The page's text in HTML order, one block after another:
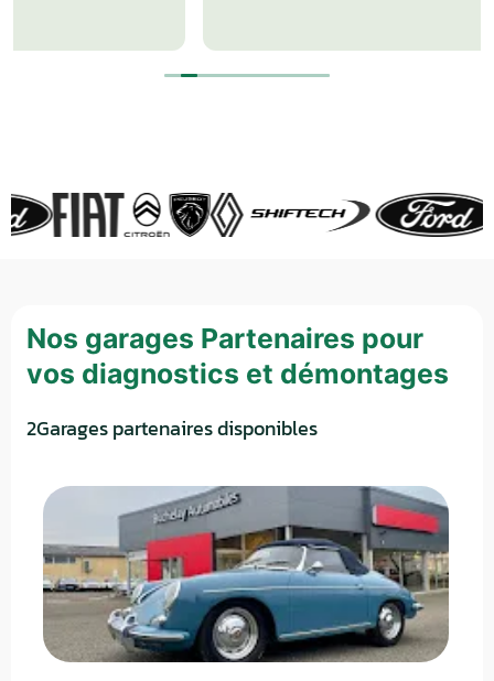
Nos garages Partenaires pour
vos diagnostics et démontages
2Garages partenaires disponibles